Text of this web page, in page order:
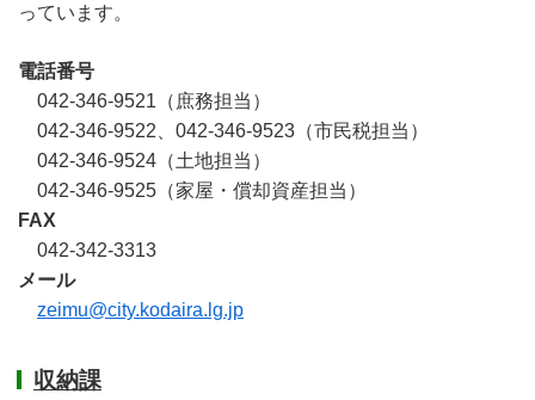
っています。
電話番号
042-346-9521（庶務担当）
042-346-9522、042-346-9523（市民税担当）
042-346-9524（土地担当）
042-346-9525（家屋・償却資産担当）
FAX
042-342-3313
メール
zeimu@city.kodaira.lg.jp
収納課